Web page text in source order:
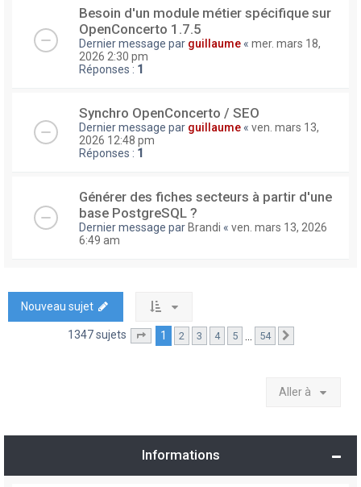
Besoin d'un module métier spécifique sur
OpenConcerto 1.7.5
Dernier message par guillaume « mer. mars 18,
2026 2:30 pm
Réponses : 1
Synchro OpenConcerto / SEO
Dernier message par guillaume « ven. mars 13,
2026 12:48 pm
Réponses : 1
Générer des fiches secteurs à partir d'une
base PostgreSQL ?
Dernier message par Brandi « ven. mars 13, 2026
6:49 am
Nouveau sujet
1347 sujets Page sur54
1 2 3 4 5 54
Aller à
Informations